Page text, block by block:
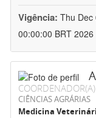
Vigência: Thu Dec
00:00:00 BRT 2026
COORDENADOR(A)
CIÊNCIAS AGRÁRIAS
Medicina